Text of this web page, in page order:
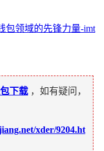
包领域的先锋力量-imt
下载 ，如有疑问，
xder/9204.ht